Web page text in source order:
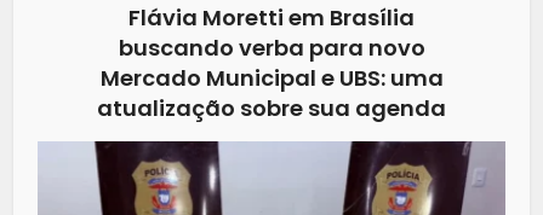
Flávia Moretti em Brasília
buscando verba para novo
Mercado Municipal e UBS: uma
atualização sobre sua agenda